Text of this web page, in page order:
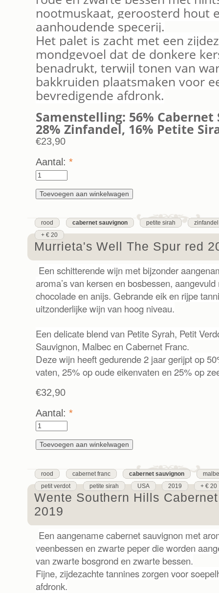
nootmuskaat, geroosterd hout
aanhoudende specerij.
Het palet is zacht met een
mondgevoel dat de donkere
benadrukt, terwijl tonen van
bakkruiden plaatsmaken voor
bevredigende afdronk.
Samenstelling: 56% Cabernet
28% Zinfandel, 16% Petite
€23,90
Aantal: *
rood cabernet sauvignon petite sirah
zinfandel
+ € 20
Murrieta's Well The Spur red
Een schitterende wijn met bijzonder
aroma’s van kersen en bosbessen,
chocolade en anijs. Gebrande eik en rijpe
uitzonderlijke wijn van hoog niveau.
Een delicate blend van Petite Syrah, Petit
Sauvignon, Malbec en Cabernet Franc.
Deze wijn heeft gedurende 2 jaar gerijpt op
vaten, 25% op oude eikenvaten en 25% op
€32,90
Aantal: *
rood cabernet franc cabernet sauvignon
petit verdot
petite sirah USA 2019 + € 20
Wente Southern Hills
2019
Een aangename cabernet sauvignon met
veenbessen en zwarte peper die worden
van zwarte bosgrond en zwarte bessen.
Fijne, zijdezachte tannines zorgen voor
afdronk.